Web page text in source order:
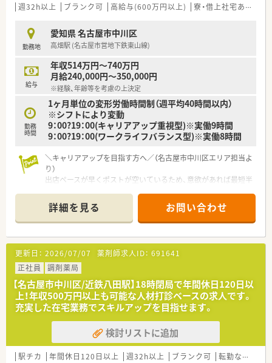
に寄り添った丁寧なサービスを追求している企業です。
の意見が通りやすく柔軟な働き方を推奨しています。
■愛知県を中心に薬局運営を行っており、地域の方々から信頼さ
れる「かかりつけ薬局」としての地位を確立しています。
週32h以上 ブランク可 高給与(600万円以上) 寮・借上社宅あり
勤務地
愛知県 名古屋市中川区
高畑駅 (名古屋市営地下鉄東山線)
給与
年収514万円～740万円
月給240,000円～350,000円
※経験、年齢等を考慮の上決定
勤務
時間
1ヶ月単位の変形労働時間制（週平均40時間以内）
※シフトにより変動
9：00?19：00(キャリアアップ重視型)※実働9時間
9：00?19：00(ワークライフバランス型)※実働8時間
＼キャリアアップを目指す方へ／（名古屋市中川区エリア担当よ
り）
出店ペースが早くポストが空いているため、意欲があれば最短半
【店舗情報と応需状況について】
■1日の処方箋枚数は10枚から20枚程度の店舗が多く落ち着い
た環境で、患者様にしっかり向き合えます。
■最新の電子薬歴や監査機器を導入しており、薬剤師が安心して
調剤業務に専念できる環境が整っています。
■周辺の医療機関から様々な処方箋を応需する予定ですので、幅
広い知識を身につけながら勤務が可能です。
【募集背景と求める人物像について】
■出店を強化しており、店舗拡大に伴い中核を担ってくださる新
たな人材を急募しています。
■未経験の方でも研修制度が充実しているため、前向きに業務を
覚えて活躍したいという意欲的な方を歓迎します。
■管理ポストに空きがあるため、薬局長などのマネジメント経験
詳細を見る お問い合わせ
更新日： 2026/07/07 薬剤師求人ID： 691641
正社員
調剤薬局
【名古屋市中川区/近鉄八田駅】18時閉局で年間休日120日以
上！年収500万円以上も可能な人材打診ベースの求人です。
充実した在宅業務でスキルアップを目指せます。
検討リストに追加
駅チカ 年間休日120日以上 週32h以上 ブランク可 転勤なし